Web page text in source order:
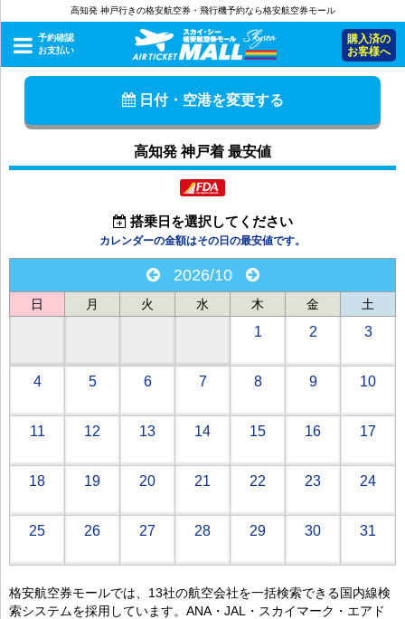
高知発 神戸行きの格安航空券・飛行機予約なら格安航空券モール
予約確認
お支払い
購入済の
お客様へ
日付・空港を変更する
高知発 神戸着 最安値
搭乗日を選択してください
カレンダーの金額はその日の最安値です。
2026/10
日 月 火 水 木 金 土
1 2 3
4 5 6 7 8 9 10
11 12 13 14 15 16 17
18 19 20 21 22 23 24
25 26 27 28 29 30 31
格安航空券モールでは、13社の航空会社を一括検索できる国内線検
索システムを採用しています。ANA・JAL・スカイマーク・エアド